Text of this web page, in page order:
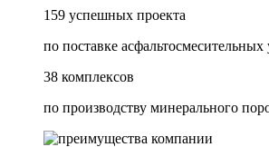
159 успешных проекта
по поставке асфальтосмесительных
38 комплексов
по производству минерального